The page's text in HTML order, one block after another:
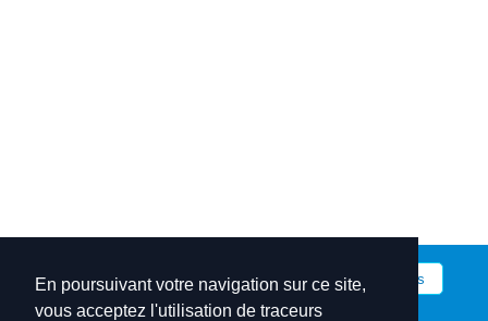
En poursuivant votre navigation sur ce site,
vous acceptez l'utilisation de traceurs
Accueil Boutique Nouveautés Promotions